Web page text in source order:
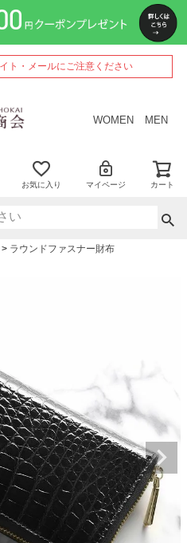
ト・メールにご注意ください
WOMEN MEN
お気に入り マイページ カート
ラウンドファスナー財布
ペー
ジト
ップ
へ